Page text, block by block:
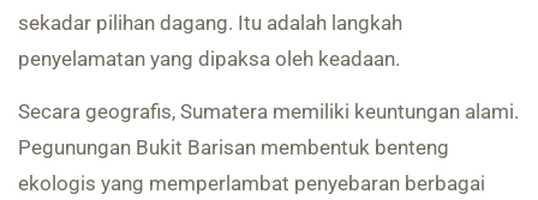
sekadar pilihan dagang. Itu adalah langkah
penyelamatan yang dipaksa oleh keadaan.
Secara geografis, Sumatera memiliki keuntungan alami.
Pegunungan Bukit Barisan membentuk benteng
ekologis yang memperlambat penyebaran berbagai